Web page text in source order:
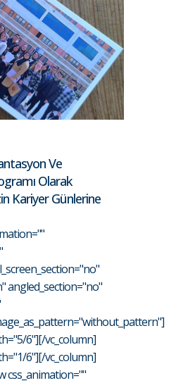
Ve
Olarak
Kariyer Günlerine
angled_section="no"
6"][/vc_column]
6"][/vc_column]
css_animation=""